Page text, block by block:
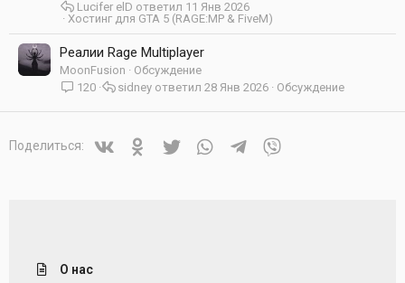
Хостинг для GTA 5 (RAGE:MP & FiveM)
11 Янв 2026
Lucifer elD
Реалии Rage Multiplayer
MoonFusion
Обсуждение
120
Обсуждение
28 Янв 2026
sidney
Поделиться: VkontakteOdnoklassniki
Twitter WhatsAppTelegram
О нас